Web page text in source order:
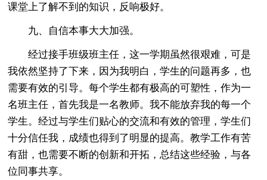
课堂上了解不到的知识，反响极好。
九、自信本事大大加强。
经过接手班级班主任，这一学期虽然很艰难，可是
我依然坚持了下来，因为我明白，学生的问题再多，也
需要有效的引导。每个学生都有极高的可塑性，作为一
名班主任，首先我是一名教师。我不能放弃我的每一个
学生。经过与学生们贴心的交流和有效的管理，学生们
十分信任我，成绩也得到了明显的提高。教学工作有苦
有甜，也需要不断的创新和开拓，总结这些经验，与各
位同事共享。